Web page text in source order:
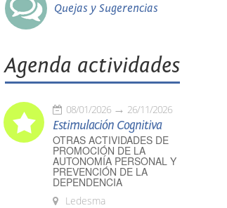
Quejas y Sugerencias
Agenda actividades
08/01/2026 26/11/2026
Estimulación Cognitiva
OTRAS ACTIVIDADES DE
PROMOCIÓN DE LA
AUTONOMÍA PERSONAL Y
PREVENCIÓN DE LA
DEPENDENCIA
Ledesma